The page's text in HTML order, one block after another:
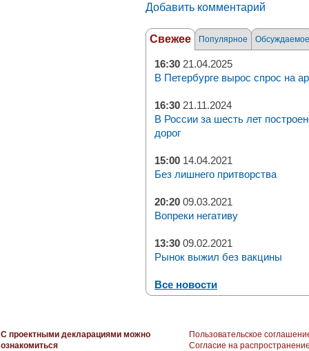
Добавить комментарий
Свежее Популярное Обсуждаемое
16:30 21.04.2025
В Петербурге вырос спрос на
16:30 21.11.2024
В России за шесть лет
дорог
15:00 14.04.2021
Без лишнего притворства
20:20 09.03.2021
Вопреки негативу
13:30 09.02.2021
Рынок выжил без вакцины
Все новости
С проектными декларациями можно
ознакомиться
Пользовательское
Согласие на